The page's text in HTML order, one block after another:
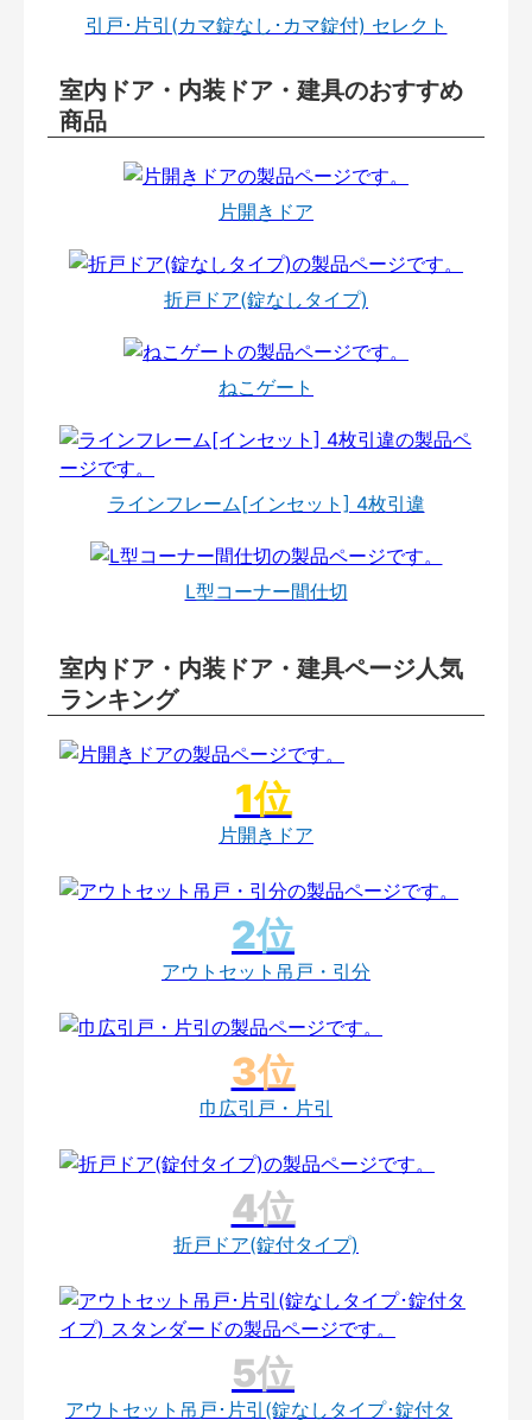
引戸･片引(カマ錠なし･カマ錠付) セレクト
室内ドア・内装ドア・建具のおすすめ
商品
片開きドア
折戸ドア(錠なしタイプ)
ねこゲート
ラインフレーム[インセット] 4枚引違
L型コーナー間仕切
室内ドア・内装ドア・建具ページ人気
ランキング
片開きドア
アウトセット吊戸・引分
巾広引戸・片引
折戸ドア(錠付タイプ)
アウトセット吊戸･片引(錠なしタイプ･錠付タ